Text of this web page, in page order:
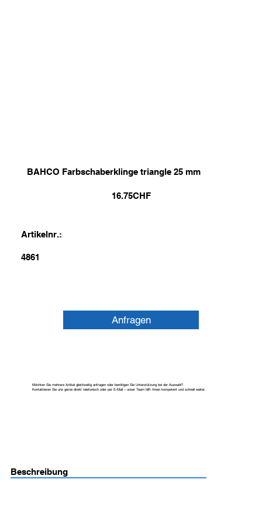
BAHCO Farbschaberklinge triangle 25 mm
16.75CHF
Artikelnr.:
4861
Anfragen
Möchten Sie mehrere Artikel gleichzeitig anfragen oder benötigen Sie Unterstützung bei der Auswahl?
Kontaktieren Sie uns gerne direkt telefonisch oder per E-Mail – unser Team hilft Ihnen kompetent und schnell weiter.
Beschreibung